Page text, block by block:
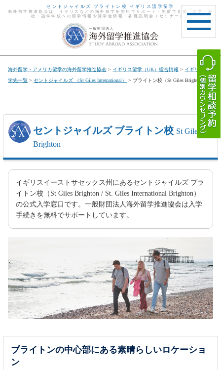
toggle
セントジャイルズ ブライトン校 イギリス語学留学
海外留学推進協会は、イギリスなどの海外留学を無料でサポート・無償で支援。大学・高
校・語学学校への留学情報や奨学金情報・各種説明会（セミナー）。
海外留学・アメリカ留学の海外留学推進協会 > イギリス留学（UK）総合情報 > イギリス留
学先一覧 > セントジャイルズ （St Giles International） > ブライトン校（St Giles Brighton）
セントジャイルズ ブライトン校 St Giles
Brighton
イギリスイーストサセックス州にあるセントジャイルズ ブラ
イトン校（St Giles Brighton / St. Giles International Brighton）
の公式入学窓口です。一般財団法人海外留学推進協会は入学
手続きを無料でサポートしています。
ブライトンの中心部にある素晴らしいロケーショ
ン